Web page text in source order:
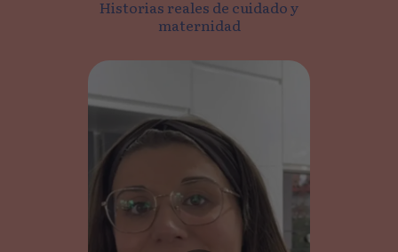
Historias reales de cuidado y
maternidad